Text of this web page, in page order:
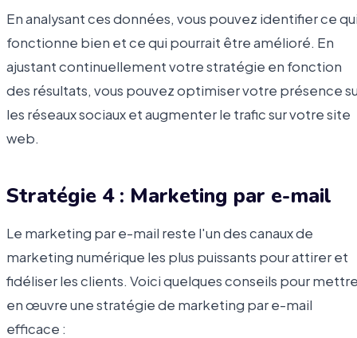
En analysant ces données, vous pouvez identifier ce
fonctionne bien et ce qui pourrait être amélioré. En
ajustant continuellement votre stratégie en fonction
des résultats, vous pouvez optimiser votre présence
les réseaux sociaux et augmenter le trafic sur votre site
web.
Stratégie 4 : Marketing par e-mail
Le marketing par e-mail reste l'un des canaux de
marketing numérique les plus puissants pour attirer et
fidéliser les clients. Voici quelques conseils pour
en œuvre une stratégie de marketing par e-mail
efficace :